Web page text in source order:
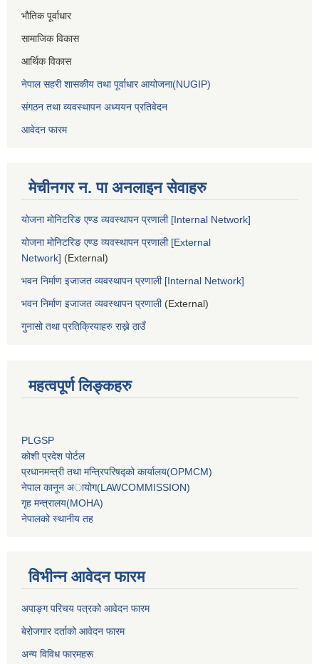
भौतिक पूर्वाधार
सामाजिक विकास
आर्थिक विकास
नेपाल सहरी शासकीय तथा पूर्वाधार आयोजना(NUGIP)
संगठन तथा व्यवस्थापन अध्ययन प्रतिवेदन
आवेदन फारम
मेचीनगर न. पा अनलाइन सेवाहरु
योजना मोनिटरिङ एण्ड व्यवस्थापन प्रणाली [Internal Network]
योजना मोनिटरिङ एण्ड व्यवस्थापन प्रणाली [External
Network] (External)
भवन निर्माण इजाजत व्यवस्थापन प्रणाली [Internal Network]
भवन निर्माण इजाजत व्यवस्थापन प्रणाली(External)
गुनासो तथा प्रतिक्रियाहरु राख्ने ठाउँ
महत्वपूर्ण लिङ्कहरु
PLGSP
कोशी प्रदेश पोर्टल
प्रधानमन्‍त्री तथा मन्‍त्रिपरिषद्को कार्यालय(OPMCM)
नेपाल कानून अायोग(LAWCOMMISSION)
गृह मन्‍त्रालय(MOHA)
नेपालको स्थानीय तह
विभीन्न आवेदन फारम
अपाङ्ग परिचय पत्रको आवेदन फारम
बेरोजगार दर्ताको आवेदन फारम
अन्य विविध फारमहरू